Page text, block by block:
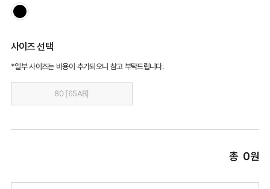
사이즈 선택
*일부 사이즈는 비용이 추가되오니 참고 부탁드립니다.
80 [65AB]
총 0원